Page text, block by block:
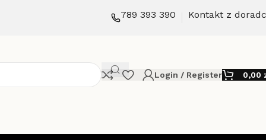
789 393 390 Kontakt z
Login / Register 0,00